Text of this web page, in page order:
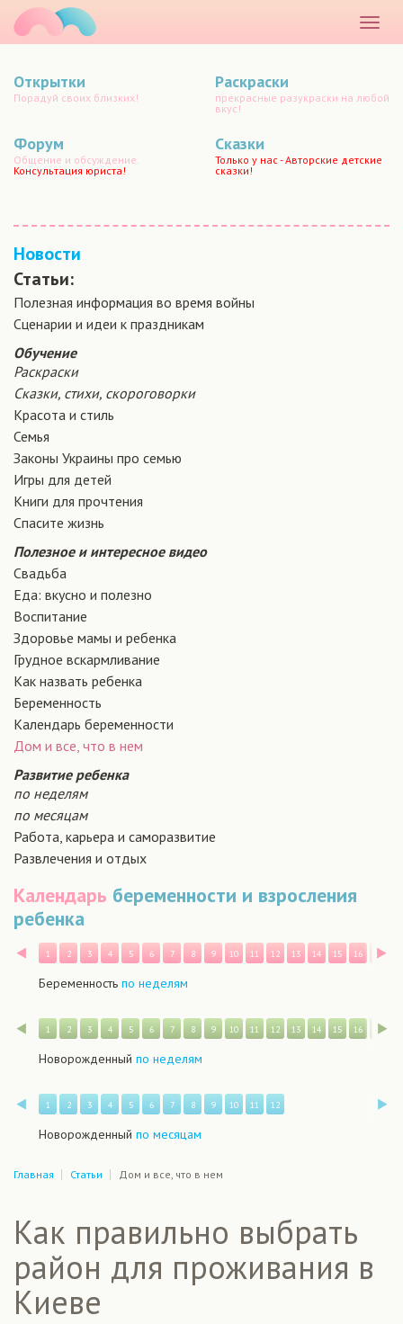
меню
Открытки
Порадуй своих близких!
Раскраски
прекрасные разукраски на любой
вкус!
Форум
Общение и обсуждение.
Консультация юриста!
Сказки
Только у нас - Авторские детские
сказки!
Новости
Статьи:
Полезная информация во время войны
Сценарии и идеи к праздникам
Обучение
Раскраски
Сказки, стихи, скороговорки
Красота и стиль
Семья
Законы Украины про семью
Игры для детей
Книги для прочтения
Спасите жизнь
Полезное и интересное видео
Свадьба
Еда: вкусно и полезно
Воспитание
Здоровье мамы и ребенка
Грудное вскармливание
Как назвать ребенка
Беременность
Календарь беременности
Дом и все, что в нем
Развитие ребенка
по неделям
по месяцам
Работа, карьера и саморазвитие
Развлечения и отдых
Календарь беременности и взросления
ребенка
Назад
1 2 3 4 5 6 7 8 9 10 11 12 13 14 15 16 17
Беременность по неделям
Назад
1 2 3 4 5 6 7 8 9 10 11 12 13 14 15 16 17
Новорожденный по неделям
Назад
1 2 3 4 5 6 7 8 9 10 11 12
Новорожденный по месяцам
Главная Статьи Дом и все, что в нем
Как правильно выбрать
район для проживания в
Киеве